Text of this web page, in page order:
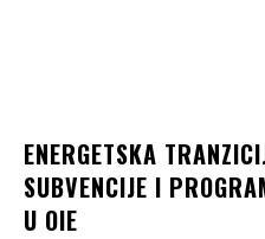
ENERGETSKA
SUBVENCIJE I
U OIE